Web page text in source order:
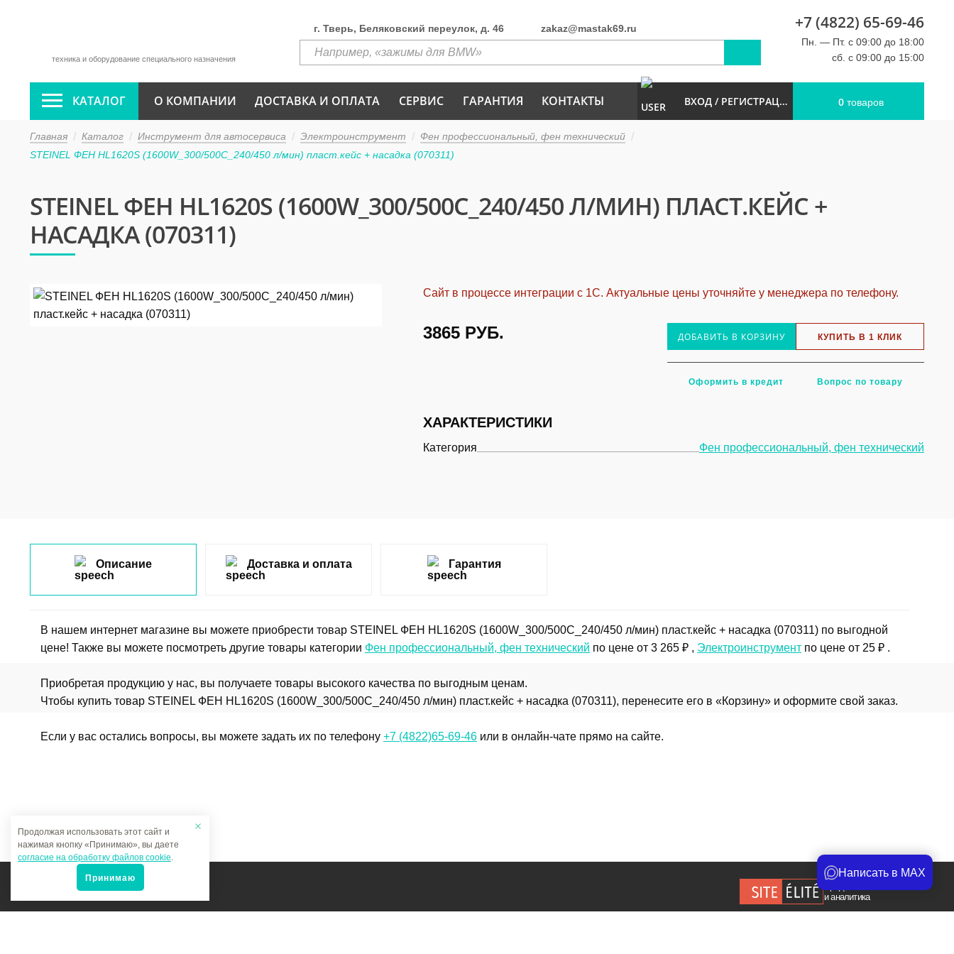
техника и оборудование специального назначения
г. Тверь, Беляковский переулок, д. 46 zakaz@mastak69.ru +7 (4822) 65-69-46
Пн. — Пт. с 09:00 до 18:00
сб. с 09:00 до 15:00
КАТАЛОГ О КОМПАНИИ ДОСТАВКА И ОПЛАТА СЕРВИС ГАРАНТИЯ КОНТАКТЫ ВХОД / РЕГИСТРАЦИЯ 0 товаров
Главная Каталог Инструмент для автосервиса Электроинструмент
Фен профессиональный, фен технический
STEINEL ФЕН HL1620S (1600W_300/500C_240/450 л/мин) пласт.кейс + насадка (070311)
STEINEL ФЕН HL1620S (1600W_300/500C_240/450 Л/МИН) ПЛАСТ.КЕЙС +
НАСАДКА (070311)
Сайт в процессе интеграции с 1С. Актуальные цены уточняйте у менеджера по телефону.
3865 РУБ. ДОБАВИТЬ В КОРЗИНУ КУПИТЬ В 1 КЛИК
Оформить в кредит Вопрос по товару
ХАРАКТЕРИСТИКИ
Категория Фен профессиональный, фен технический
Описание
В нашем интернет магазине вы можете приобрести товар STEINEL ФЕН HL1620S (1600W_300/500C_240/450 л/мин) пласт.кейс + насадка (070311) по выгодной
цене! Также вы можете посмотреть другие товары категории Фен профессиональный, фен технический по цене от 3 265 ₽ , Электроинструмент по цене от 25 ₽ .
Приобретая продукцию у нас, вы получаете товары высокого качества по выгодным ценам.
Чтобы купить товар STEINEL ФЕН HL1620S (1600W_300/500C_240/450 л/мин) пласт.кейс + насадка (070311), перенесите его в «Корзину» и оформите свой заказ.
Если у вас остались вопросы, вы можете задать их по телефону +7 (4822)65-69-46 или в онлайн-чате прямо на сайте.
Доставка и оплата Гарантия
и аналитика
Продолжая использовать этот сайт и
нажимая кнопку «Принимаю», вы даете
согласие на обработку файлов cookie.
Принимаю Написать в MAX